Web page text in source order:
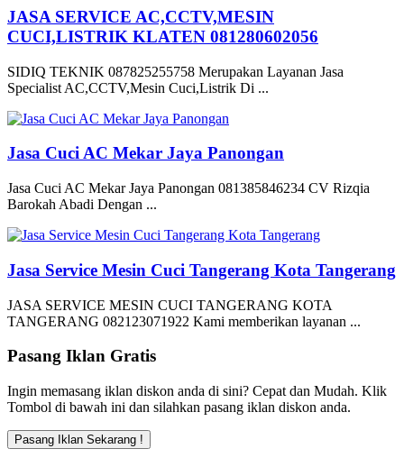
JASA SERVICE AC,CCTV,MESIN
CUCI,LISTRIK KLATEN 081280602056
SIDIQ TEKNIK 087825255758 Merupakan Layanan Jasa
Specialist AC,CCTV,Mesin Cuci,Listrik Di ...
Jasa Cuci AC Mekar Jaya Panongan
Jasa Cuci AC Mekar Jaya Panongan 081385846234 CV Rizqia
Barokah Abadi Dengan ...
Jasa Service Mesin Cuci Tangerang Kota Tangerang
JASA SERVICE MESIN CUCI TANGERANG KOTA
TANGERANG 082123071922 Kami memberikan layanan ...
Pasang Iklan Gratis
Ingin memasang iklan diskon anda di sini? Cepat dan Mudah. Klik
Tombol di bawah ini dan silahkan pasang iklan diskon anda.